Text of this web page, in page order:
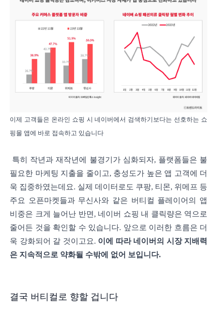
이제 고객들은 온라인 쇼핑 시 네이버에서 검색하기보다는 선호하는 쇼
핑몰 앱에 바로 접속하고 있습니다
특히 작년과 재작년에 불경기가 심화되자, 플랫폼들은 불
필요한 마케팅 지출을 줄이고, 충성도가 높은 앱 고객에 더
욱 집중하였는데요. 실제 데이터로도 쿠팡, 티몬, 위메프 등
주요 오픈마켓들과 무신사와 같은 버티컬 플레이어의 앱
비중은 크게 늘어난 반면, 네이버 쇼핑 내 클릭량은 역으로
줄어든 것을 확인할 수 있습니다. 앞으로 이러한 흐름은 더
욱 강화되어 갈 것이고요. 이에 따라 네이버의 시장 지배력
은 지속적으로 약화될 수밖에 없어 보입니다.
결국 버티컬로 향할 겁니다